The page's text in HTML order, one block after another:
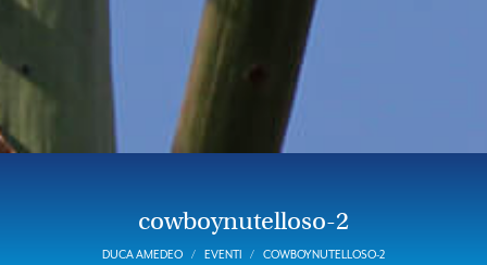
cowboynutelloso-2
DUCA AMEDEO EVENTI COWBOYNUTELLOSO-2